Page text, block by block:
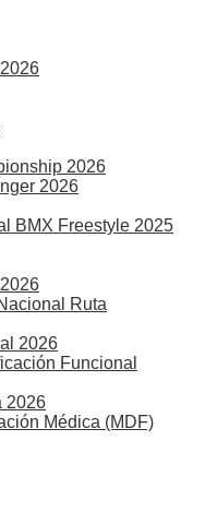
2026
2026
BMX Freestyle 2025
Ruta
2026
Funcional
2026
Médica (MDF)